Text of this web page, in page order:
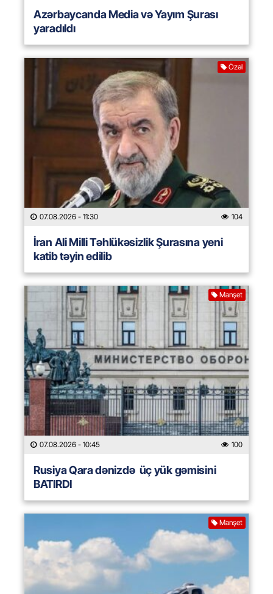
Azərbaycanda Media və Yayım Şurası
yaradıldı
Özəl
07.08.2026 - 11:30 104
İran Ali Milli Təhlükəsizlik Şurasına yeni
katib təyin edilib
Manşet
07.08.2026 - 10:45 100
Rusiya Qara dənizdə üç yük gəmisini
BATIRDI
Manşet